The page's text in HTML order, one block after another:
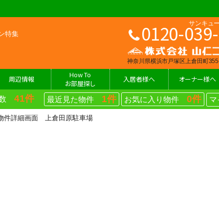
特集
神奈川県横浜市戸
周辺情報
How To
お部屋探し
入居者様へ オーナー様へ
41件 最近見た物件 1件 お気に入り物件 0件
詳細画面 上倉田原駐車場